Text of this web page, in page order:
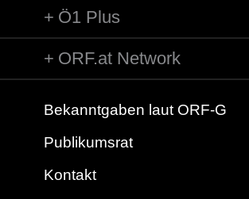
Ö1 Plus
ORF.at Network
Bekanntgaben laut ORF-G
Publikumsrat
Kontakt